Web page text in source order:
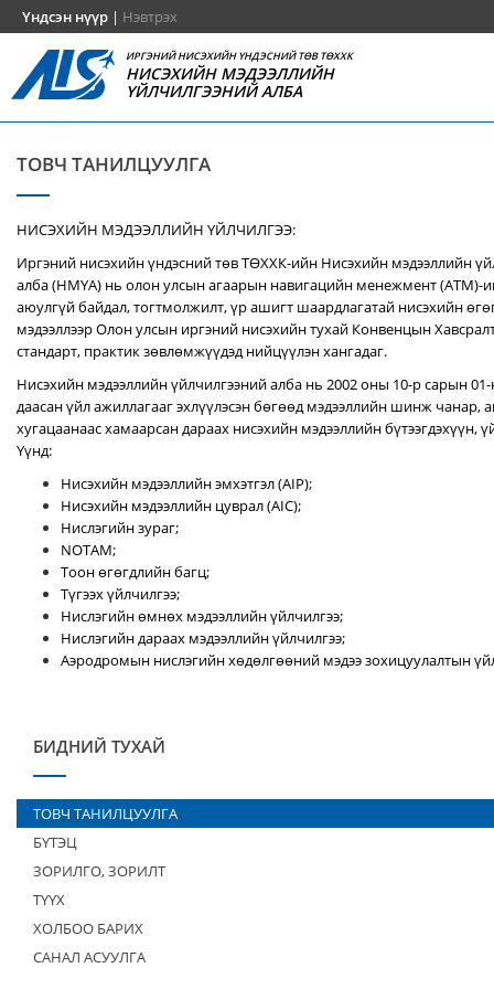
Үндсэн нүүр | Нэвтрэх
ИРГЭНИЙ НИСЭХИЙН ҮНДЭСНИЙ ТӨВ ТӨХХК
НИСЭХИЙН МЭДЭЭЛЛИЙН
ҮЙЛЧИЛГЭЭНИЙ АЛБА
ТОВЧ ТАНИЛЦУУЛГА
НИСЭХИЙН МЭДЭЭЛЛИЙН ҮЙЛЧИЛГЭЭ:
Иргэний нисэхийн үндэсний төв ТӨХХК-ийн Нисэхийн мэдээллийн
алба (НМҮА) нь олон улсын агаарын навигацийн менежмент (ATM)-
аюулгүй байдал, тогтмолжилт, үр ашигт шаардлагатай нисэхийн
мэдээллээр Олон улсын иргэний нисэхийн тухай Конвенцын
стандарт, практик зөвлөмжүүдэд нийцүүлэн хангадаг.
Нисэхийн мэдээллийн үйлчилгээний алба нь 2002 оны 10-р сарын
даасан үйл ажиллагааг эхлүүлэсэн бөгөөд мэдээллийн шинж чанар,
хугацаанаас хамаарсан дараах нисэхийн мэдээллийн бүтээгдэхүүн,
Үүнд:
Нисэхийн мэдээллийн эмхэтгэл (AIP);
Нисэхийн мэдээллийн цуврал (AIC);
Нислэгийн зураг;
NOTAM;
Тоон өгөгдлийн багц;
Түгээх үйлчилгээ;
Нислэгийн өмнөх мэдээллийн үйлчилгээ;
Нислэгийн дараах мэдээллийн үйлчилгээ;
Аэродромын нислэгийн хөдөлгөөний мэдээ зохицуулалтын
БИДНИЙ ТУХАЙ
ТОВЧ ТАНИЛЦУУЛГА
БҮТЭЦ
ЗОРИЛГО, ЗОРИЛТ
ТҮҮХ
ХОЛБОО БАРИХ
САНАЛ АСУУЛГА